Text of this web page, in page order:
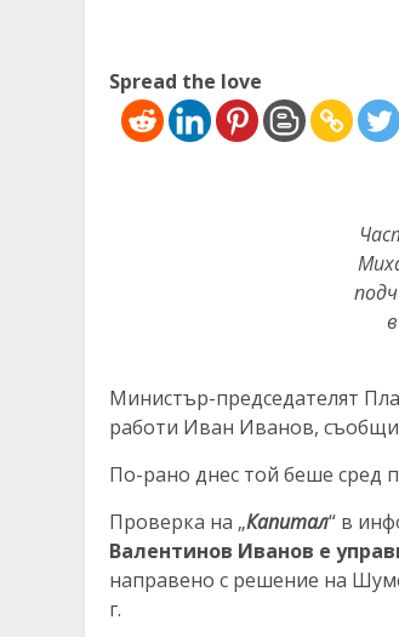
Spread the love
Министър-председателят
работи Иван Иванов,
По-рано днес той беше сред
Проверка на „Капитал“ в
Валентинов Иванов е
направено с решение на
г.